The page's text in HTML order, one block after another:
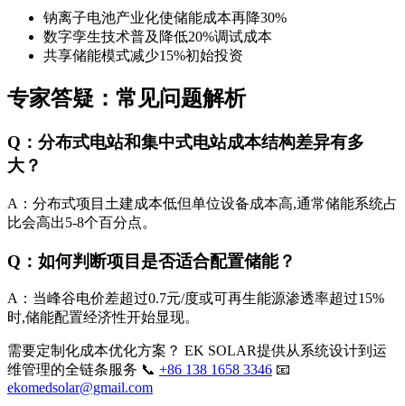
钠离子电池产业化使储能成本再降30%
数字孪生技术普及降低20%调试成本
共享储能模式减少15%初始投资
专家答疑：常见问题解析
Q：分布式电站和集中式电站成本结构差异有多
大？
A：分布式项目土建成本低但单位设备成本高,通常储能系统占
比会高出5-8个百分点。
Q：如何判断项目是否适合配置储能？
A：当峰谷电价差超过0.7元/度或可再生能源渗透率超过15%
时,储能配置经济性开始显现。
需要定制化成本优化方案？ EK SOLAR提供从系统设计到运
维管理的全链条服务 📞 +86 138 1658 3346 📧
ekomedsolar@gmail.com